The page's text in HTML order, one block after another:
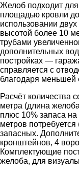
Желоб подходит
площадью кровли
использовании
высотой более 10
трубами
дополнительных
постройках —
справляется с
благодаря меньшей
Расчёт количества
метра (длина
плюс 10% запаса
метров
запасных.
кронштейнов, 4
Комплектующие
желоба, для